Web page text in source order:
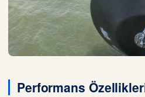
Performans